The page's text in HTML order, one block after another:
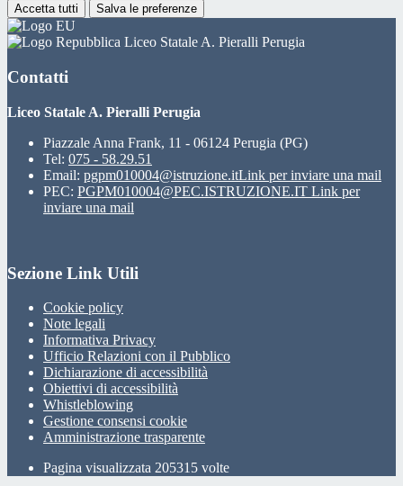
Accetta tutti Salva le preferenze
Liceo Statale A. Pieralli Perugia
Contatti
Liceo Statale A. Pieralli Perugia
Piazzale Anna Frank, 11 - 06124 Perugia (PG)
Tel: 075 - 58.29.51
Email: pgpm010004@istruzione.itLink per inviare una mail
PEC: PGPM010004@PEC.ISTRUZIONE.IT Link per
inviare una mail
Sezione Link Utili
Cookie policy
Note legali
Informativa Privacy
Ufficio Relazioni con il Pubblico
Dichiarazione di accessibilità
Obiettivi di accessibilità
Whistleblowing
Gestione consensi cookie
Amministrazione trasparente
Pagina visualizzata 205315 volte